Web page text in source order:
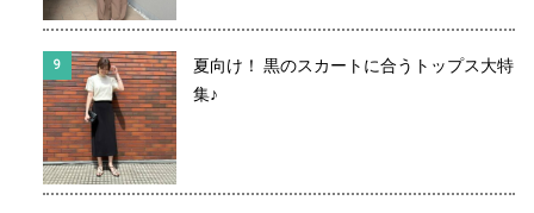
夏向け！ 黒のスカートに合うトップス大特
集♪